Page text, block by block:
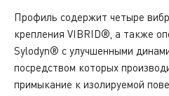
Профиль содержит четыре
крепления VIBRID®, а также
Sylodyn® с улучшенными
посредством которых
примыкание к изолируемой